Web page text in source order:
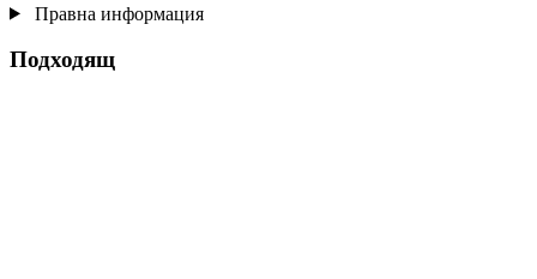
Правна информация
Подходящ